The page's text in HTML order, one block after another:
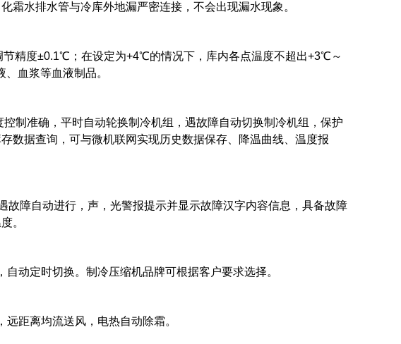
霜水排水管与冷库外地漏严密连接，不会出现漏水现象。
精度±0.1℃；在设定为+4℃的情况下，库内各点温度不超出+3℃～
血浆等血液制品。
制准确，平时自动轮换制冷机组，遇故障自动切换制冷机组，保护
数据查询，可与微机联网实现历史数据保存、降温曲线、温度报
障自动进行，声，光警报提示并显示故障汉字内容信息，具备故障
。
动定时切换。制冷压缩机品牌可根据客户要求选择。
距离均流送风，电热自动除霜。